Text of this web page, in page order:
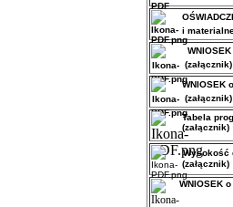
i
WNIOSEK
(załącznik)
WNIOSEK
(załącznik)
Tabela
(załącznik)
Wysokość
(załącznik)
WNIOSEK o